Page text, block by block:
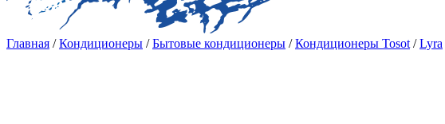
Главная /Кондиционеры /Бытовые кондиционеры /Кондиционеры Tosot/Lyra